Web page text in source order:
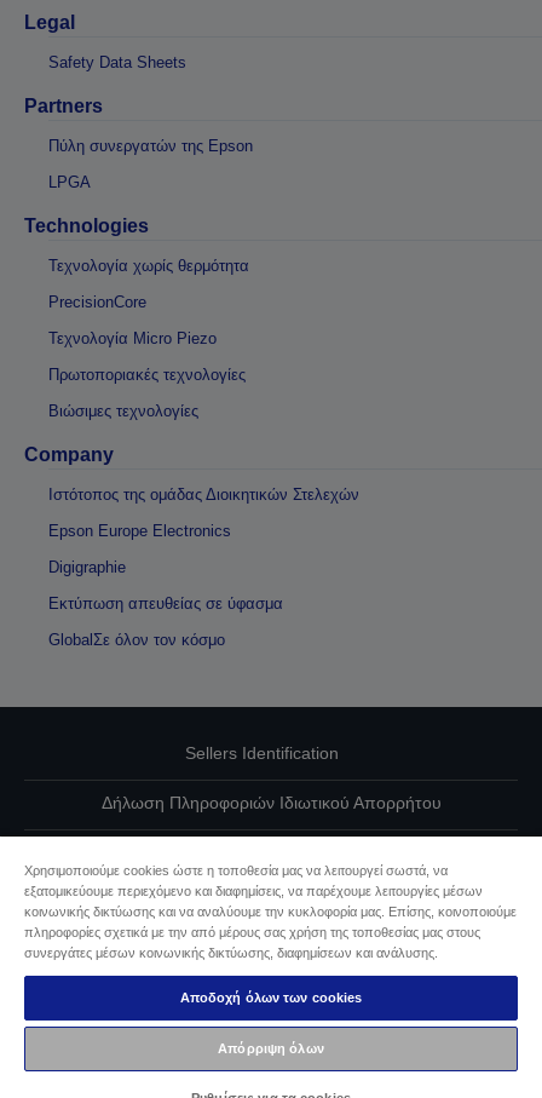
Legal
Safety Data Sheets
Partners
Πύλη συνεργατών της Epson
LPGA
Technologies
Τεχνολογία χωρίς θερμότητα
PrecisionCore
Τεχνολογία Micro Piezo
Πρωτοποριακές τεχνολογίες
Βιώσιμες τεχνολογίες
Company
Ιστότοπος της ομάδας Διοικητικών Στελεχών
Epson Europe Electronics
Digigraphie
Εκτύπωση απευθείας σε ύφασμα
GlobalΣε όλον τον κόσμο
Sellers Identification
Δήλωση Πληροφοριών Ιδιωτικού Απορρήτου
Επικοινωνήστε μαζί μας για τα δεδομένα σας
Πληροφορίες σχετικά με τα cookie
Δέσμευση της Epson για προσβασιμότητα
Πνευματικά δικαιώματα © 2026 Seiko Epson
Χρησιμοποιούμε cookies ώστε η τοποθεσία μας να λειτουργεί σωστά, να
εξατομικεύουμε περιεχόμενο και διαφημίσεις, να παρέχουμε λειτουργίες μέσων
κοινωνικής δικτύωσης και να αναλύουμε την κυκλοφορία μας. Επίσης, κοινοποιούμε
πληροφορίες σχετικά με την από μέρους σας χρήση της τοποθεσίας μας στους
συνεργάτες μέσων κοινωνικής δικτύωσης, διαφημίσεων και ανάλυσης.
Αποδοχή όλων των cookies
Απόρριψη όλων